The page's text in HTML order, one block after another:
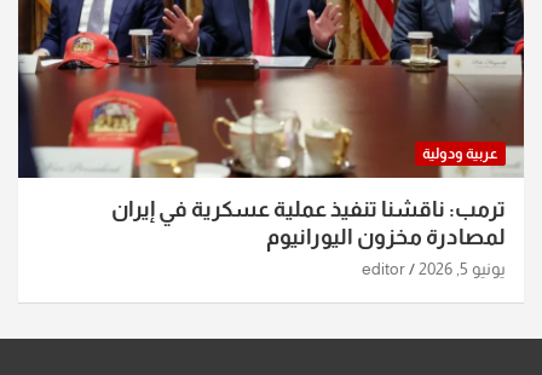
عربية ودولية
ترمب: ناقشنا تنفيذ عملية عسكرية في إيران
لمصادرة مخزون اليورانيوم
يونيو 5, 2026 editor